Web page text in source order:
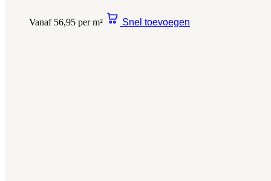
Vanaf 56,95 per m² Snel toevoegen